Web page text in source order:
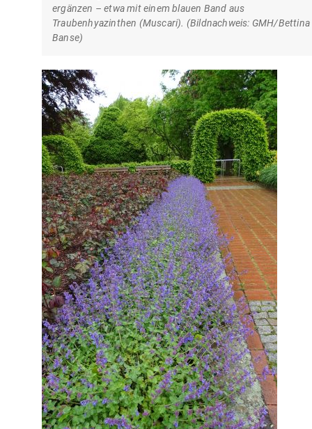
ergänzen – etwa mit einem blauen Band aus
Traubenhyazinthen (Muscari). (Bildnachweis: GMH/Bettina
Banse)